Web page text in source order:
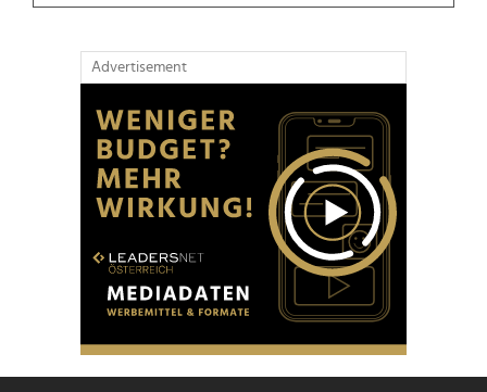
Advertisement